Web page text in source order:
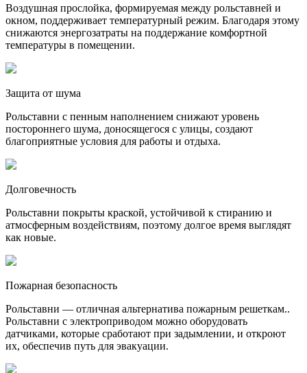
Воздушная прослойка, формируемая между рольставней и
окном, поддерживает температурный режим. Благодаря этому
снижаются энергозатраты на поддержание комфортной
температуры в помещении.
Защита от шума
Рольставни с пенным наполнением снижают уровень
постороннего шума, доносящегося с улицы, создают
благоприятные условия для работы и отдыха.
Долговечность
Рольставни покрыты краской, устойчивой к стиранию и
атмосферным воздействиям, поэтому долгое время выглядят
как новые.
Пожарная безопасность
Рольставни — отличная альтернатива пожарным решеткам..
Рольставни с электроприводом можно оборудовать
датчиками, которые сработают при задымлении, и откроют
их, обеспечив путь для эвакуации.